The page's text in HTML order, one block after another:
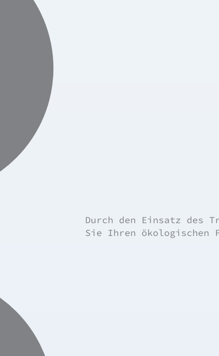
Durch den Einsatz des
Sie Ihren ökologischen